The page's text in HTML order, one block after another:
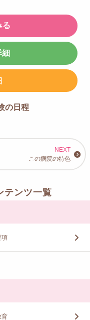
る
の日程
この病院の特色
テンツ一覧
項
育